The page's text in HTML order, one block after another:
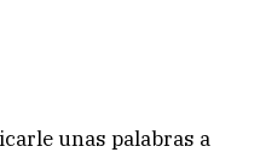
unas palabras a